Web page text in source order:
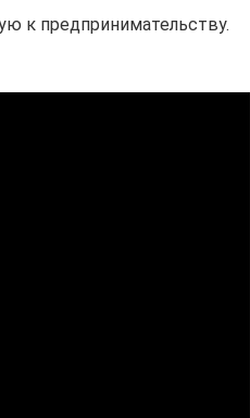
к предпринимательству.